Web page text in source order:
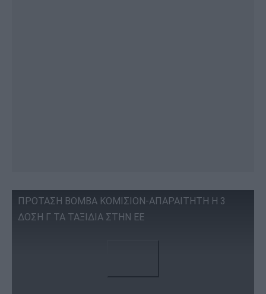
ΠΡΟΤΑΣΗ ΒΟΜΒΑ ΚΟΜΙΣΙΟΝ-ΑΠΑΡΑΙΤΗΤΗ Η 3
ΔΟΣΗ Γ ΤΑ ΤΑΞΙΔΙΑ ΣΤΗΝ ΕΕ